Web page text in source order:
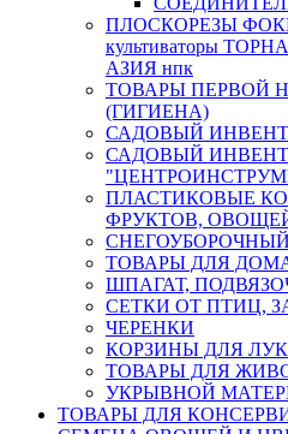
ПЛОСКОРЕЗЫ
культиваторы
АЗИЯ нпк
ТОВАРЫ ПЕРВОЙ
(ГИГИЕНА)
САДОВЫЙ
САДОВЫЙ
ПЛАСТИКОВЫЕ
ФРУКТОВ,
ТОВАРЫ ДЛЯ
ШПАГАТ,
СЕТКИ ОТ ПТИЦ,
ЧЕРЕНКИ
КОРЗИНЫ ДЛЯ
ТОВАРЫ ДЛЯ
УКРЫВНОЙ
ТОВАРЫ ДЛЯ